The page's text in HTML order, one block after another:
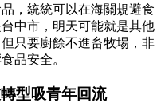
，統統可以在海關規避食
中市，明天可能就是其他
只要廚餘不進畜牧場，非
品安全。
型吸青年回流